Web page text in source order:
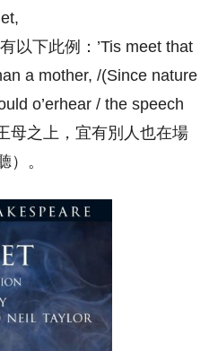
以下此例：’Tis meet that
a mother, /(Since nature
o’erhear / the speech
母之上，宜有別人也在場
）。